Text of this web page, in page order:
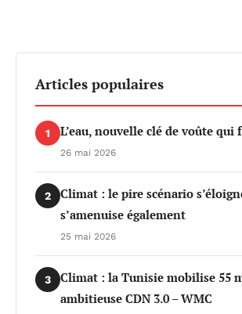
Articles populaires
1 L’eau, nouvelle clé de voûte
26 mai 2026
2
Climat : le pire scénario
s’amenuise également
25 mai 2026
3
Climat : la Tunisie mobilise 55
ambitieuse CDN 3.0 – WMC